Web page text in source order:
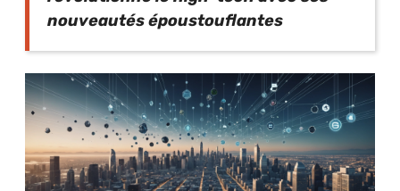
nouveautés époustouflantes